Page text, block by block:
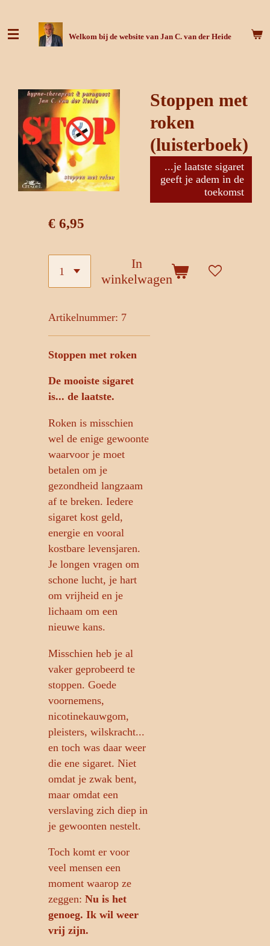
direct
Welkom bij de website van Jan C. van der Heide
Stoppen met
roken
(luisterboek)
...je laatste sigaret
geeft je adem in de
toekomst
€ 6,95
In
winkelwagen
Artikelnummer: 7
Stoppen met roken
De mooiste sigaret
is... de laatste.
Roken is misschien
wel de enige gewoonte
waarvoor je moet
betalen om je
gezondheid langzaam
af te breken. Iedere
sigaret kost geld,
energie en vooral
kostbare levensjaren.
Je longen vragen om
schone lucht, je hart
om vrijheid en je
lichaam om een
nieuwe kans.
Misschien heb je al
vaker geprobeerd te
stoppen. Goede
voornemens,
nicotinekauwgom,
pleisters, wilskracht...
en toch was daar weer
die ene sigaret. Niet
omdat je zwak bent,
maar omdat een
verslaving zich diep in
je gewoonten nestelt.
Toch komt er voor
veel mensen een
moment waarop ze
zeggen: Nu is het
genoeg. Ik wil weer
vrij zijn.